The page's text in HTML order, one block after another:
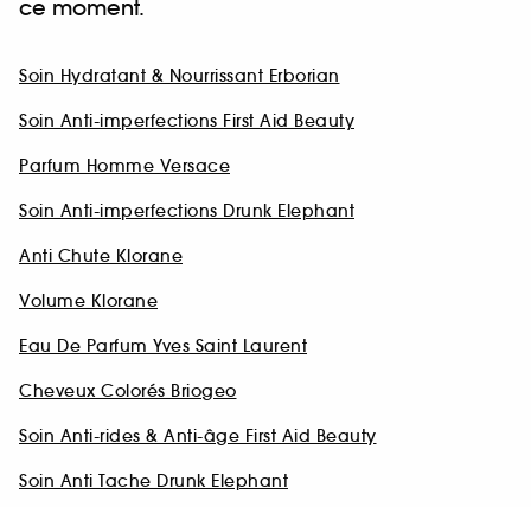
ce moment.
Soin Hydratant & Nourrissant Erborian
Soin Anti-imperfections First Aid Beauty
Parfum Homme Versace
Soin Anti-imperfections Drunk Elephant
Anti Chute Klorane
Volume Klorane
Eau De Parfum Yves Saint Laurent
Cheveux Colorés Briogeo
Soin Anti-rides & Anti-âge First Aid Beauty
Soin Anti Tache Drunk Elephant